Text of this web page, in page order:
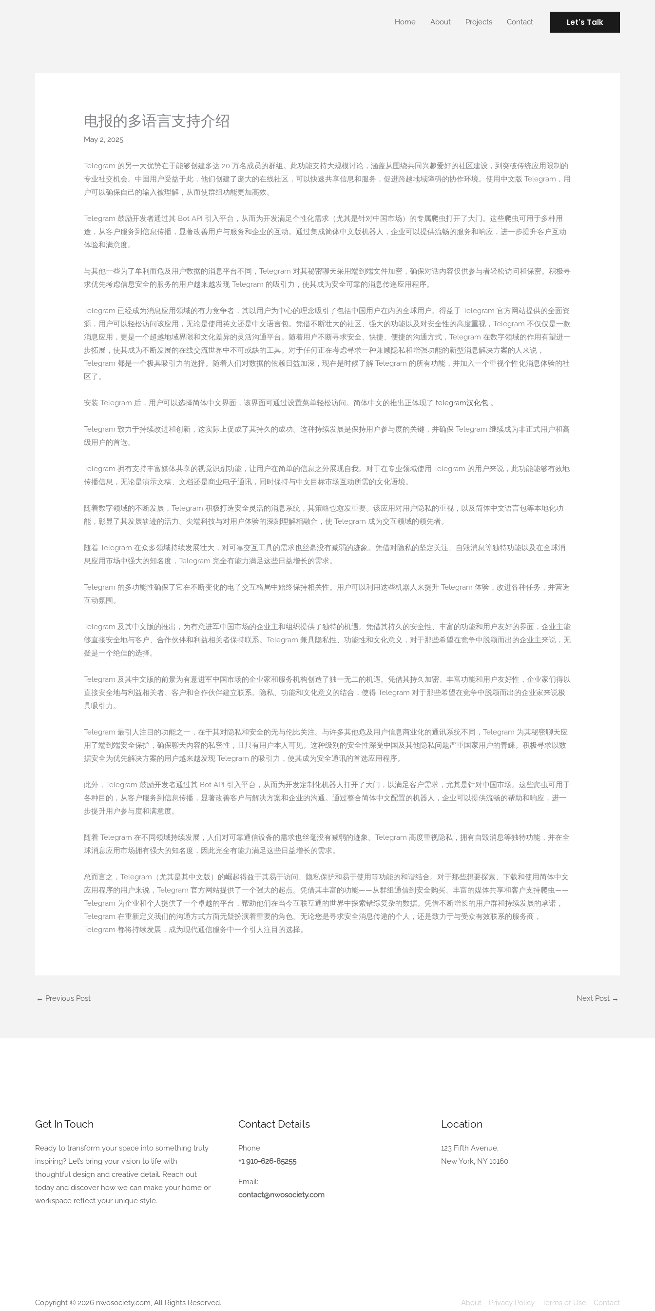
Home About Projects Contact Let's Talk
电报的多语言支持介绍
May 2, 2025
Telegram 的另一大优势在于能够创建多达 20 万名成员的群组。此功能支持大规模讨论，涵盖从围绕共同兴趣爱好的社区建设，到突破传统应用限制的
专业社交机会。中国用户受益于此，他们创建了庞大的在线社区，可以快速共享信息和服务，促进跨越地域障碍的协作环境。使用中文版 Telegram，用
户可以确保自己的输入被理解，从而使群组功能更加高效。
Telegram 鼓励开发者通过其 Bot API 引入平台，从而为开发满足个性化需求（尤其是针对中国市场）的专属爬虫打开了大门。这些爬虫可用于多种用
途，从客户服务到信息传播，显著改善用户与服务和企业的互动。通过集成简体中文版机器人，企业可以提供流畅的服务和响应，进一步提升客户互动
体验和满意度。
与其他一些为了牟利而危及用户数据的消息平台不同，Telegram 对其秘密聊天采用端到端文件加密，确保对话内容仅供参与者轻松访问和保密。积极寻
求优先考虑信息安全的服务的用户越来越发现 Telegram 的吸引力，使其成为安全可靠的消息传递应用程序。
Telegram 已经成为消息应用领域的有力竞争者，其以用户为中心的理念吸引了包括中国用户在内的全球用户。得益于 Telegram 官方网站提供的全面资
源，用户可以轻松访问该应用，无论是使用英文还是中文语言包。凭借不断壮大的社区、强大的功能以及对安全性的高度重视，Telegram 不仅仅是一款
消息应用，更是一个超越地域界限和文化差异的灵活沟通平台。随着用户不断寻求安全、快捷、便捷的沟通方式，Telegram 在数字领域的作用有望进一
步拓展，使其成为不断发展的在线交流世界中不可或缺的工具。对于任何正在考虑寻求一种兼顾隐私和增强功能的新型消息解决方案的人来说，
Telegram 都是一个极具吸引力的选择。随着人们对数据的依赖日益加深，现在是时候了解 Telegram 的所有功能，并加入一个重视个性化消息体验的社
区了。
安装 Telegram 后，用户可以选择简体中文界面，该界面可通过设置菜单轻松访问。简体中文的推出正体现了telegram汉化包 。
Telegram 致力于持续改进和创新，这实际上促成了其持久的成功。这种持续发展是保持用户参与度的关键，并确保 Telegram 继续成为非正式用户和高
级用户的首选。
Telegram 拥有支持丰富媒体共享的视觉识别功能，让用户在简单的信息之外展现自我。对于在专业领域使用 Telegram 的用户来说，此功能能够有效地
传播信息，无论是演示文稿、文档还是商业电子通讯，同时保持与中文目标市场互动所需的文化语境。
随着数字领域的不断发展，Telegram 积极打造安全灵活的消息系统，其策略也愈发重要。该应用对用户隐私的重视，以及简体中文语言包等本地化功
能，彰显了其发展轨迹的活力。尖端科技与对用户体验的深刻理解相融合，使 Telegram 成为交互领域的领先者。
随着 Telegram 在众多领域持续发展壮大，对可靠交互工具的需求也丝毫没有减弱的迹象。凭借对隐私的坚定关注、自毁消息等独特功能以及在全球消
息应用市场中强大的知名度，Telegram 完全有能力满足这些日益增长的需求。
Telegram 的多功能性确保了它在不断变化的电子交互格局中始终保持相关性。用户可以利用这些机器人来提升 Telegram 体验，改进各种任务，并营造
互动氛围。
Telegram 及其中文版的推出，为有意进军中国市场的企业主和组织提供了独特的机遇。凭借其持久的安全性、丰富的功能和用户友好的界面，企业主能
够直接安全地与客户、合作伙伴和利益相关者保持联系。Telegram 兼具隐私性、功能性和文化意义，对于那些希望在竞争中脱颖而出的企业主来说，无
疑是一个绝佳的选择。
Telegram 及其中文版的前景为有意进军中国市场的企业家和服务机构创造了独一无二的机遇。凭借其持久加密、丰富功能和用户友好性，企业家们得以
直接安全地与利益相关者、客户和合作伙伴建立联系。隐私、功能和文化意义的结合，使得 Telegram 对于那些希望在竞争中脱颖而出的企业家来说极
具吸引力。
Telegram 最引人注目的功能之一，在于其对隐私和安全的无与伦比关注。与许多其他危及用户信息商业化的通讯系统不同，Telegram 为其秘密聊天应
用了端到端安全保护，确保聊天内容的私密性，且只有用户本人可见。这种级别的安全性深受中国及其他隐私问题严重国家用户的青睐。积极寻求以数
据安全为优先解决方案的用户越来越发现 Telegram 的吸引力，使其成为安全通讯的首选应用程序。
此外，Telegram 鼓励开发者通过其 Bot API 引入平台，从而为开发定制化机器人打开了大门，以满足客户需求，尤其是针对中国市场。这些爬虫可用于
各种目的，从客户服务到信息传播，显著改善客户与解决方案和企业的沟通。通过整合简体中文配置的机器人，企业可以提供流畅的帮助和响应，进一
步提升用户参与度和满意度。
随着 Telegram 在不同领域持续发展，人们对可靠通信设备的需求也丝毫没有减弱的迹象。Telegram 高度重视隐私，拥有自毁消息等独特功能，并在全
球消息应用市场拥有强大的知名度，因此完全有能力满足这些日益增长的需求。
总而言之，Telegram（尤其是其中文版）的崛起得益于其易于访问、隐私保护和易于使用等功能的和谐结合。对于那些想要探索、下载和使用简体中文
应用程序的用户来说，Telegram 官方网站提供了一个强大的起点。凭借其丰富的功能——从群组通信到安全购买、丰富的媒体共享和客户支持爬虫——
Telegram 为企业和个人提供了一个卓越的平台，帮助他们在当今互联互通的世界中探索错综复杂的数据。凭借不断增长的用户群和持续发展的承诺，
Telegram 在重新定义我们的沟通方式方面无疑扮演着重要的角色。无论您是寻求安全消息传递的个人，还是致力于与受众有效联系的服务商，
Telegram 都将持续发展，成为现代通信服务中一个引人注目的选择。
← Previous Post Next Post →
Get In Touch
Ready to transform your space into something truly
inspiring? Let’s bring your vision to life with
thoughtful design and creative detail. Reach out
today and discover how we can make your home or
workspace reflect your unique style.
Contact Details
Phone:
+1 910-626-85255
Email:
contact@nwosociety.com
Location
123 Fifth Avenue,
New York, NY 10160
Copyright © 2026 nwosociety.com, All Rights Reserved. About Privacy Policy Terms of Use Contact